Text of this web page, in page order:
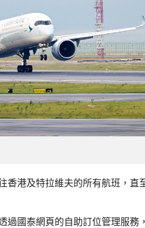
香港及特拉維夫的所有航班，直
過國泰網頁的自助訂位管理服務